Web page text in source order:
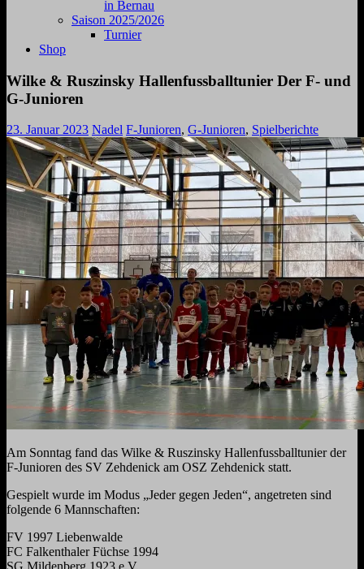
in Bernau
Saison 2025/2026
Turnier
Shop
Wilke & Ruszinsky Hallenfussballtunier Der F- und
G-Junioren
23. Januar 2023 Nadel F-Junioren, G-Junioren, Spielberichte
Am Sonntag fand das Wilke & Ruszinsky Hallenfussballtunier der
F-Junioren des SV Zehdenick am OSZ Zehdenick statt.
Gespielt wurde im Modus „Jeder gegen Jeden“, angetreten sind
folgende 6 Mannschaften:
FV 1997 Liebenwalde
FC Falkenthaler Füchse 1994